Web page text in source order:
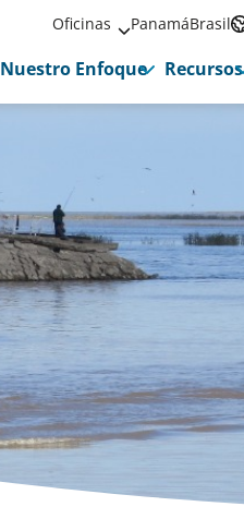
Oficinas PanamáBrasil
Nuestro Enfoque Recursos